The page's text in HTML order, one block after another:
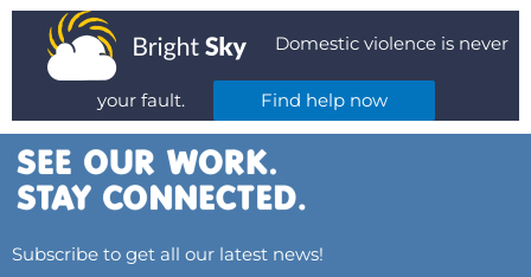
Domestic violence is never
your fault. Find help now
Subscribe to get all our latest news!